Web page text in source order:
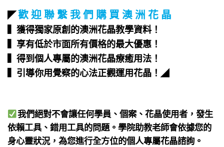
◤歡 迎 聯 繫 我 們 購 買 澳 洲 花 晶
▍獲得獨家原創的澳洲花晶教學資料！
▍享有低於市面所有價格的最大優惠！
▍得到個人專屬的澳洲花晶療癒用法！
▍引導你用覺察的心法正觀運用花晶！ ◢
我們絕對不會讓任何學員、個案、花晶使用者，發生
依賴工具、錯用工具的問題。學院助教老師會依據您的
身心靈狀況，為您進行全方位的個人專屬花晶諮詢。